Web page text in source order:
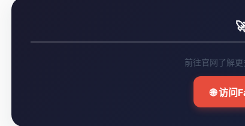
前往官网了解
🌐 访